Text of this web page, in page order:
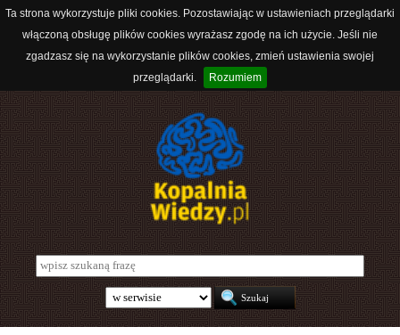
Ta strona wykorzystuje pliki cookies. Pozostawiając w ustawieniach przeglądarki
włączoną obsługę plików cookies wyrażasz zgodę na ich użycie. Jeśli nie
zgadzasz się na wykorzystanie plików cookies, zmień ustawienia swojej
przeglądarki.
Rozumiem